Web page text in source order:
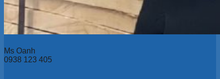
Ms Oanh
0938 123 405